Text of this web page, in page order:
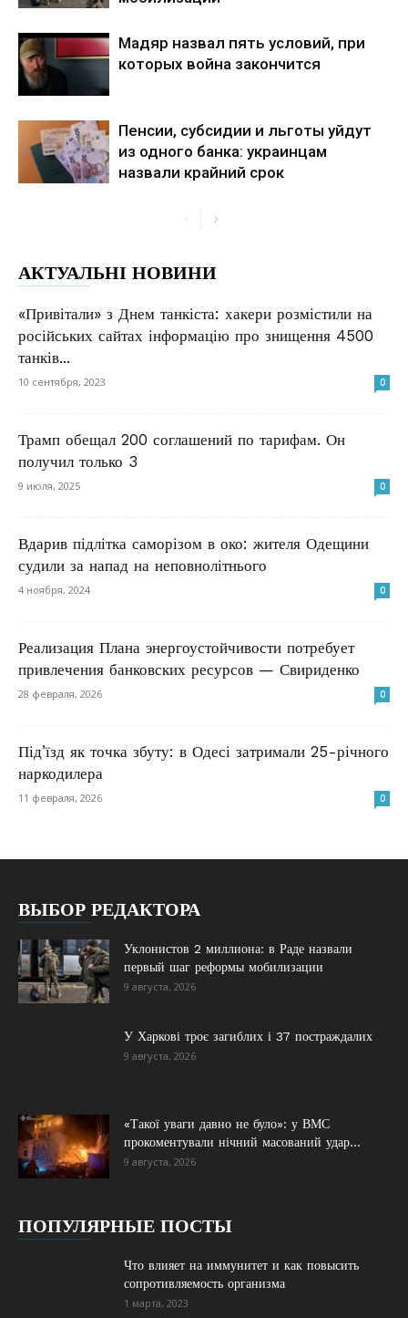
Мадяр назвал пять условий, при
которых война закончится
Пенсии, субсидии и льготы уйдут
из одного банка: украинцам
назвали крайний срок
АКТУАЛЬНІ НОВИНИ
«Привітали» з Днем танкіста: хакери розмістили на
російських сайтах інформацію про знищення 4500
танків...
10 сентября, 2023 0
Трамп обещал 200 соглашений по тарифам. Он
получил только 3
9 июля, 2025 0
Вдарив підлітка саморізом в око: жителя Одещини
судили за напад на неповнолітнього
4 ноября, 2024 0
Реализация Плана энергоустойчивости потребует
привлечения банковских ресурсов — Свириденко
28 февраля, 2026 0
Під’їзд як точка збуту: в Одесі затримали 25-річного
наркодилера
11 февраля, 2026 0
ВЫБОР РЕДАКТОРА
Уклонистов 2 миллиона: в Раде назвали
первый шаг реформы мобилизации
9 августа, 2026
У Харкові троє загиблих і 37 постраждалих
9 августа, 2026
«Такої уваги давно не було»: у ВМС
прокоментували нічний масований удар...
9 августа, 2026
ПОПУЛЯРНЫЕ ПОСТЫ
Что влияет на иммунитет и как повысить
сопротивляемость организма
1 марта, 2023